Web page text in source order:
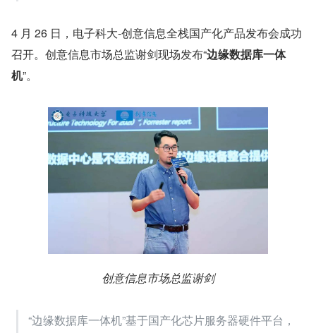
4 月 26 日，电子科大-创意信息全栈国产化产品发布会成功
召开。创意信息市场总监谢剑现场发布“边缘数据库一体
机”。
创意信息市场总监谢剑
“边缘数据库一体机”基于国产化芯片服务器硬件平台，